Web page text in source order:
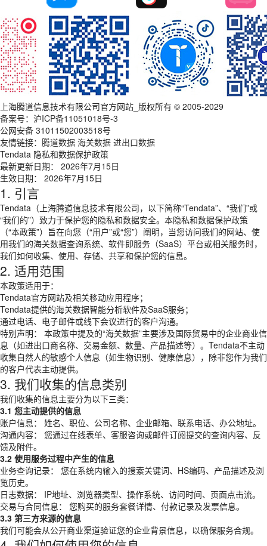
上海腾道信息技术有限公司官方网站_版权所有 © 2005-2029
备案号： 沪ICP备11051018号-3
公网安备 31011502003518号
友情链接： 腾道数据 海关数据 进出口数据
Tendata 隐私和数据保护政策
最新更新日期： 2026年7月15日
生效日期： 2026年7月15日
1. 引言
Tendata（上海腾道信息技术有限公司，以下简称“Tendata”、“我们”或
“我们的”）致力于保护您的隐私和数据安全。本隐私和数据保护政策
（“本政策”）旨在向您（“用户”或“您”）阐明，当您访问我们的网站、使
用我们的海关数据查询系统、软件即服务（SaaS）平台或相关服务时，
我们如何收集、使用、存储、共享和保护您的信息。
2. 适用范围
本政策适用于：
Tendata官方网站及相关移动应用程序；
Tendata提供的海关数据智能分析软件及SaaS服务；
通过电话、电子邮件或线下会议进行的客户沟通。
特别声明： 本政策中提及的“海关数据”主要涉及国际贸易中的企业商业信
息（如进出口商名称、交易金额、数量、产品描述等）。Tendata不主动
收集自然人的敏感个人信息（如生物识别、健康信息），除非您作为我们
的客户代表主动提供。
3. 我们收集的信息类别
我们收集的信息主要分为以下三类：
3.1 您主动提供的信息
账户信息： 姓名、职位、公司名称、企业邮箱、联系电话、办公地址。
沟通内容： 您通过在线表单、客服咨询或邮件订阅提交的查询内容、反
馈及附件。
3.2 使用服务过程中产生的信息
业务查询记录： 您在系统内输入的搜索关键词、HS编码、产品描述及浏
览历史。
日志数据： IP地址、浏览器类型、操作系统、访问时间、页面点击流。
交易与合同信息： 您购买的服务套餐详情、付款记录及发票信息。
3.3 第三方来源的信息
我们可能会从公开商业渠道验证您的企业背景信息，以确保服务合规。